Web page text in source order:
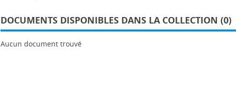
DOCUMENTS DISPONIBLES DANS LA COLLECTION (0)
Aucun document trouvé